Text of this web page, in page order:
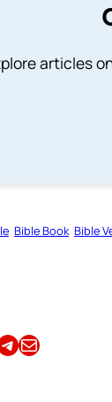
articles
Bible Book Bible
on TelegramEmail this Article